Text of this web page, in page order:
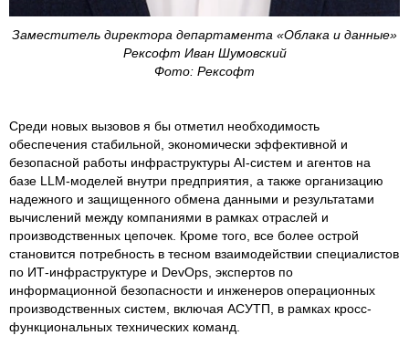
Заместитель директора департамента «Облака и данные»
Рексофт Иван Шумовский
Фото: Рексофт
Среди новых вызовов я бы отметил необходимость
обеспечения стабильной, экономически эффективной и
безопасной работы инфраструктуры AI-систем и агентов на
базе LLM-моделей внутри предприятия, а также организацию
надежного и защищенного обмена данными и результатами
вычислений между компаниями в рамках отраслей и
производственных цепочек. Кроме того, все более острой
становится потребность в тесном взаимодействии специалистов
по ИТ-инфраструктуре и DevOps, экспертов по
информационной безопасности и инженеров операционных
производственных систем, включая АСУТП, в рамках кросс-
функциональных технических команд.